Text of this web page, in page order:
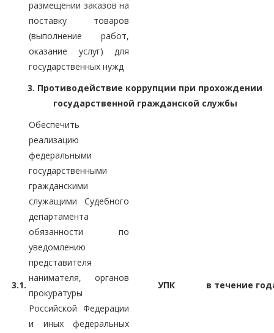
размещении заказов на
поставку товаров
(выполнение работ,
оказание услуг) для
государственных нужд
3. Противодействие коррупции при прохождении
государственной гражданской службы
3.1.
Обеспечить
реализацию
федеральными
государственными
гражданскими
служащими Судебного
департамента
обязанности по
уведомлению
представителя
нанимателя, органов
прокуратуры
Российской Федерации
и иных федеральных
УПК в течение